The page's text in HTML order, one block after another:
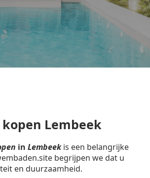
Lembeek
in Lembeekis een belangrijke
begrijpen we dat u
en duurzaamheid.